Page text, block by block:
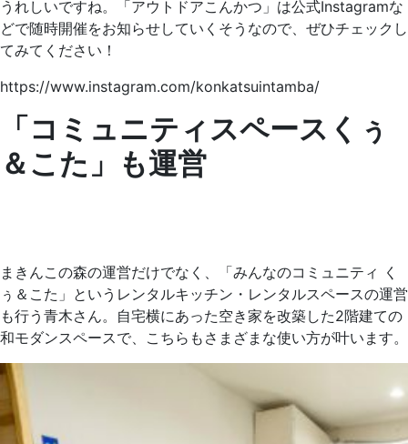
うれしいですね。「アウトドアこんかつ」は公式Instagramな
どで随時開催をお知らせしていくそうなので、ぜひチェックし
てみてください！
https://www.instagram.com/konkatsuintamba/
「コミュニティスペースくぅ
＆こた」も運営
まきんこの森の運営だけでなく、「みんなのコミュニティ く
ぅ＆こた」というレンタルキッチン・レンタルスペースの運営
も行う青木さん。自宅横にあった空き家を改築した2階建ての
和モダンスペースで、こちらもさまざまな使い方が叶います。